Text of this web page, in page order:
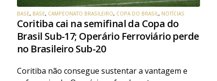
BASE, BASE, CAMPEONATO BRASILEIRO, COPA DO BRASIL, NOTÍCIAS
Coritiba cai na semifinal da Copa do
Brasil Sub-17; Operário Ferroviário perde
no Brasileiro Sub-20
Coritiba não consegue sustentar a vantagem e